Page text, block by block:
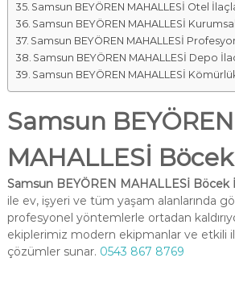
Samsun BEYÖREN MAHALLESİ Otel
Samsun BEYÖREN MAHALLESİ
Samsun BEYÖREN MAHALLESİ
Samsun BEYÖREN MAHALLESİ Depo
Samsun BEYÖREN MAHALLESİ
Samsun BEYÖREN
MAHALLESİ
Samsun BEYÖREN MAHALLESİ Böcek
ile ev, işyeri ve tüm yaşam alanlarında
profesyonel yöntemlerle ortadan
ekiplerimiz modern ekipmanlar ve etkili
çözümler sunar. 0543 867 8769